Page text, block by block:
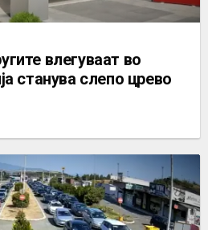
влегуваат во
станува слепо црево